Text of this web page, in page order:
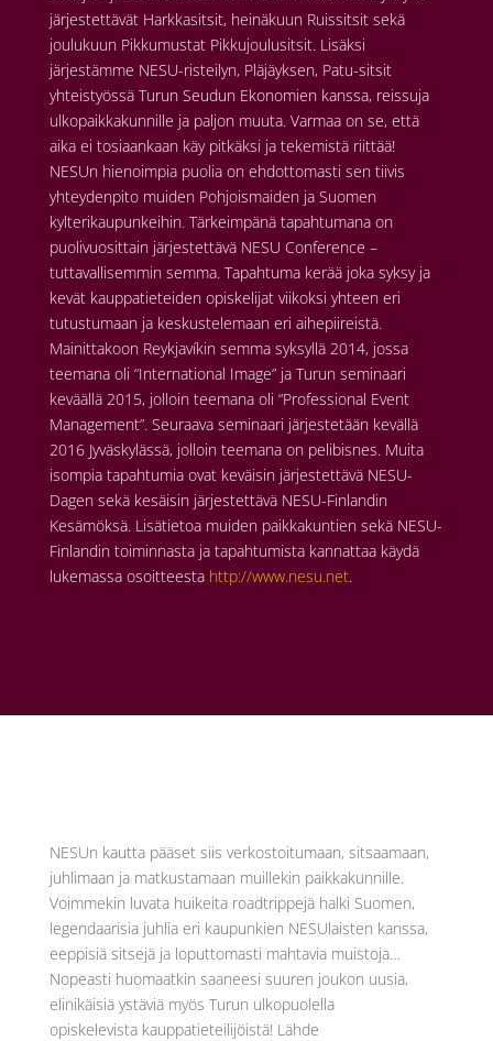
järjestettävät Harkkasitsit, heinäkuun Ruissitsit sekä
joulukuun Pikkumustat Pikkujoulusitsit. Lisäksi
järjestämme NESU-risteilyn, Pläjäyksen, Patu-sitsit
yhteistyössä Turun Seudun Ekonomien kanssa, reissuja
ulkopaikkakunnille ja paljon muuta. Varmaa on se, että
aika ei tosiaankaan käy pitkäksi ja tekemistä riittää!
NESUn hienoimpia puolia on ehdottomasti sen tiivis
yhteydenpito muiden Pohjoismaiden ja Suomen
kylterikaupunkeihin. Tärkeimpänä tapahtumana on
puolivuosittain järjestettävä NESU Conference –
tuttavallisemmin semma. Tapahtuma kerää joka syksy ja
kevät kauppatieteiden opiskelijat viikoksi yhteen eri
tutustumaan ja keskustelemaan eri aihepiireistä.
Mainittakoon Reykjavíkin semma syksyllä 2014, jossa
teemana oli “International Image” ja Turun seminaari
keväällä 2015, jolloin teemana oli “Professional Event
Management”. Seuraava seminaari järjestetään kevällä
2016 Jyväskylässä, jolloin teemana on pelibisnes. Muita
isompia tapahtumia ovat keväisin järjestettävä NESU-
Dagen sekä kesäisin järjestettävä NESU-Finlandin
Kesämöksä. Lisätietoa muiden paikkakuntien sekä NESU-
Finlandin toiminnasta ja tapahtumista kannattaa käydä
lukemassa osoitteesta http://www.nesu.net.
NESUn kautta pääset siis verkostoitumaan, sitsaamaan,
juhlimaan ja matkustamaan muillekin paikkakunnille.
Voimmekin luvata huikeita roadtrippejä halki Suomen,
legendaarisia juhlia eri kaupunkien NESUlaisten kanssa,
eeppisiä sitsejä ja loputtomasti mahtavia muistoja…
Nopeasti huomaatkin saaneesi suuren joukon uusia,
elinikäisiä ystäviä myös Turun ulkopuolella
opiskelevista kauppatieteilijöistä! Lähde